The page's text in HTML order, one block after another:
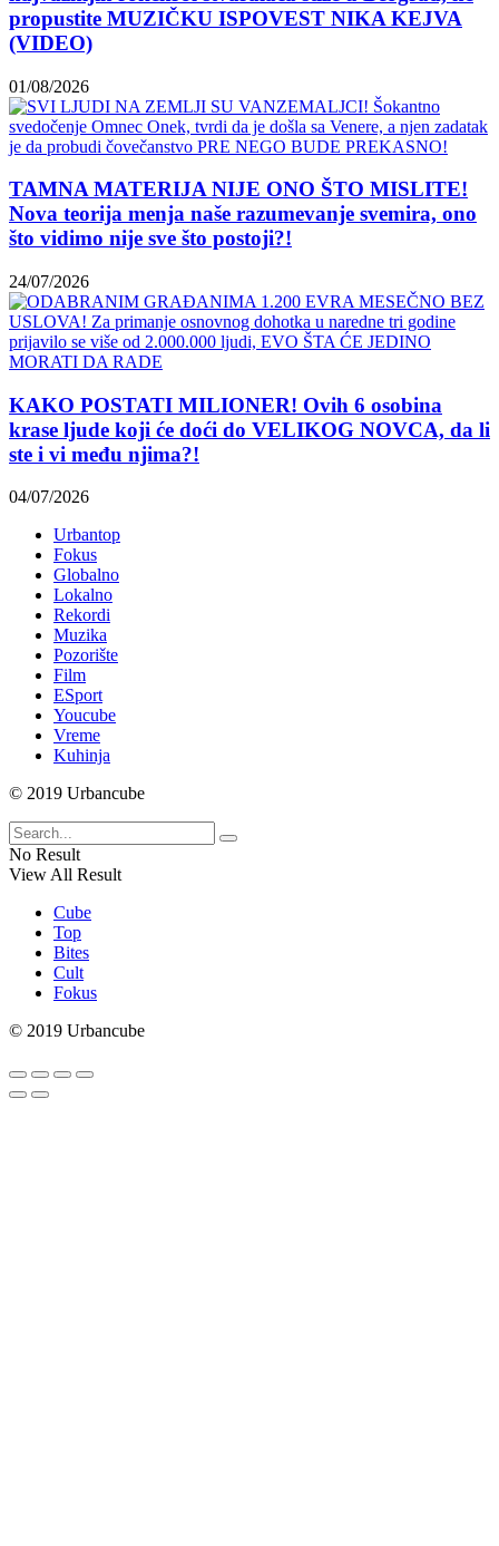
propustite MUZIČKU ISPOVEST NIKA KEJVA
(VIDEO)
01/08/2026
TAMNA MATERIJA NIJE ONO ŠTO MISLITE!
Nova teorija menja naše razumevanje svemira, ono
što vidimo nije sve što postoji?!
24/07/2026
KAKO POSTATI MILIONER! Ovih 6 osobina
krase ljude koji će doći do VELIKOG NOVCA, da li
ste i vi među njima?!
04/07/2026
Urbantop
Fokus
Globalno
Lokalno
Rekordi
Muzika
Pozorište
Film
ESport
Youcube
Vreme
Kuhinja
© 2019 Urbancube
No Result
View All Result
Cube
Top
Bites
Cult
Fokus
© 2019 Urbancube